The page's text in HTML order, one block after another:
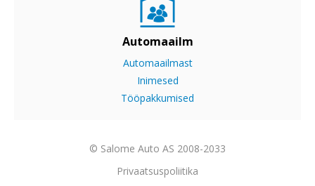
Automaailm
Automaailmast
Inimesed
Tööpakkumised
© Salome Auto AS 2008-2033
Privaatsuspoliitika